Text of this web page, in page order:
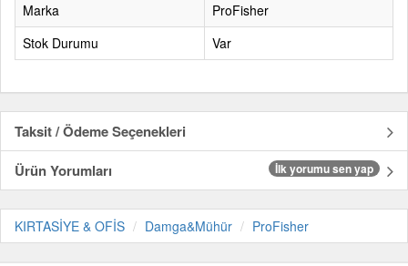
Marka
ProFisher
Stok Durumu
Var
Taksit / Ödeme Seçenekleri
Ürün Yorumları
İlk yorumu sen yap
KIRTASİYE & OFİS Damga&Mühür ProFisher